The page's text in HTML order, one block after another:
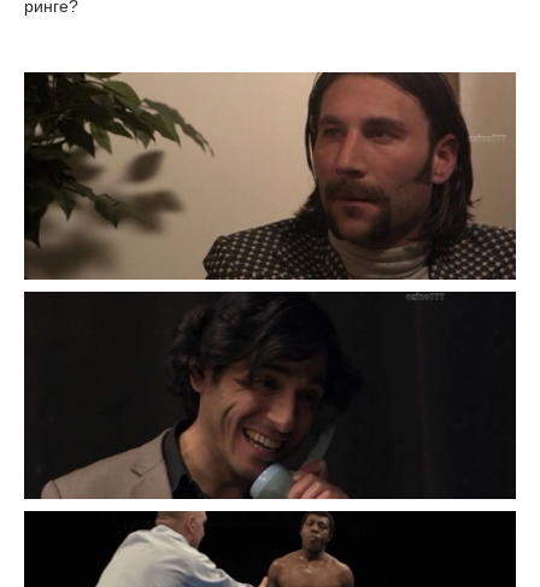
ринге?